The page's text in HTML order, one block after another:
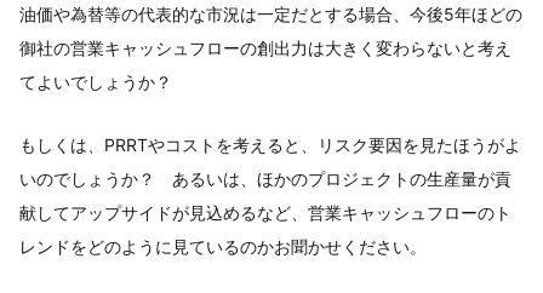
油価や為替等の代表的な市況は一定だとする場合、今後5年ほどの
御社の営業キャッシュフローの創出力は大きく変わらないと考え
てよいでしょうか？
もしくは、PRRTやコストを考えると、リスク要因を見たほうがよ
いのでしょうか？ あるいは、ほかのプロジェクトの生産量が貢
献してアップサイドが見込めるなど、営業キャッシュフローのト
レンドをどのように見ているのかお聞かせください。